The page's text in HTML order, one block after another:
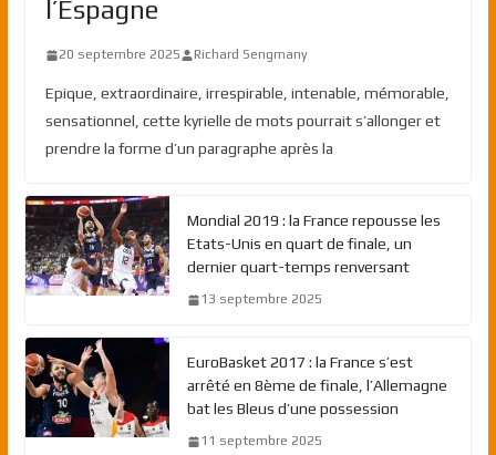
l’Espagne
20 septembre 2025 Richard Sengmany
Epique, extraordinaire, irrespirable, intenable, mémorable,
sensationnel, cette kyrielle de mots pourrait s’allonger et
prendre la forme d’un paragraphe après la
Mondial 2019 : la France repousse les
Etats-Unis en quart de finale, un
dernier quart-temps renversant
13 septembre 2025
EuroBasket 2017 : la France s’est
arrêté en 8ème de finale, l’Allemagne
bat les Bleus d’une possession
11 septembre 2025